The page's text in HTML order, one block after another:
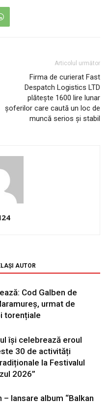
Articolul următor
Firma de curierat Fast
Despatch Logistics LTD
plătește 1600 lire lunar
șoferilor care caută un loc de
muncă serios și stabil
AUTOR
Cod Galben de
urmat de
torențiale
își celebrează eroul
30 de activități
la Festivalul
2026”
– lansare album “Balkan